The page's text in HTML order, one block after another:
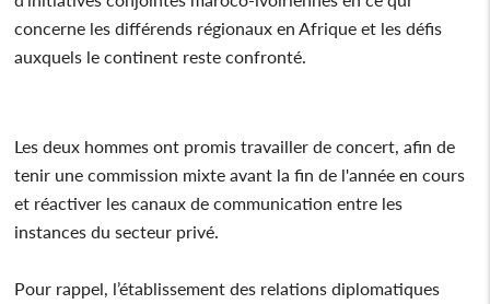
concerne les différends régionaux en Afrique et les défis
auxquels le continent reste confronté.
Les deux hommes ont promis travailler de concert, afin de
tenir une commission mixte avant la fin de l'année en cours
et réactiver les canaux de communication entre les
instances du secteur privé.
Pour rappel, l’établissement des relations diplomatiques